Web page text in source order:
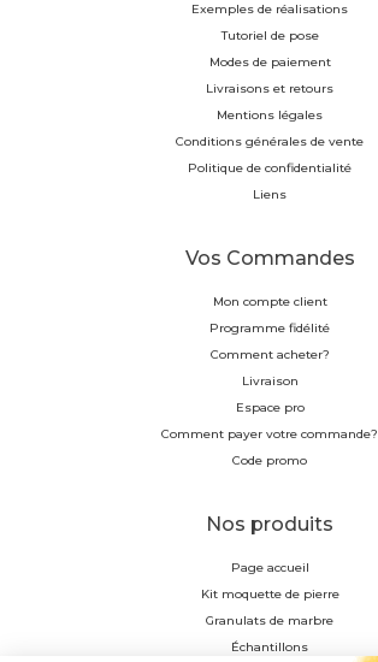
Exemples de réalisations
Tutoriel de pose
Modes de paiement
Livraisons et retours
Mentions légales
Conditions générales de vente
Politique de confidentialité
Liens
Vos Commandes
Mon compte client
Programme fidélité
Comment acheter?
Livraison
Espace pro
Comment payer votre commande?
Code promo
Nos produits
Page accueil
Kit moquette de pierre
Granulats de marbre
Échantillons